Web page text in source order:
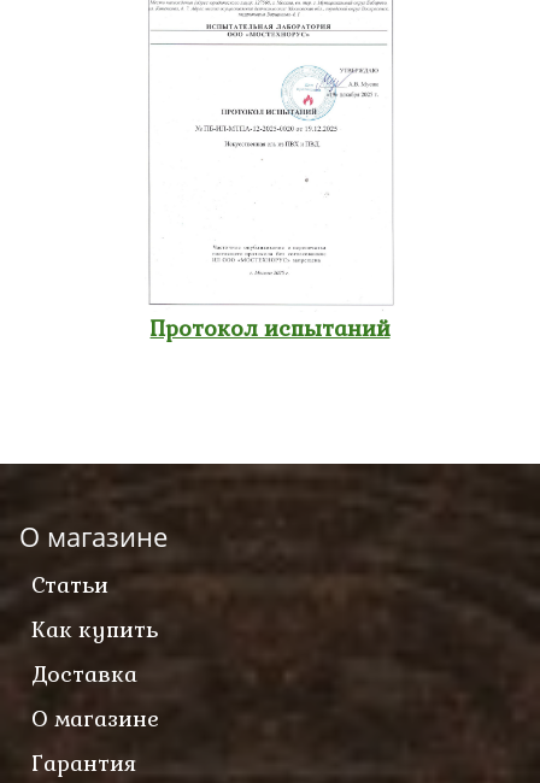
Протокол испытаний
О магазине
Статьи
Как купить
Доставка
О магазине
Гарантия